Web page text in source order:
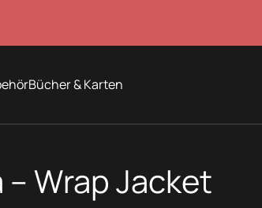
Bücher & Karten
Wrap Jacket